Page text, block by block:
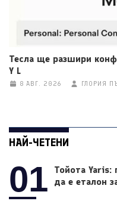
Тесла ще разшири
Y L
8 АВГ. 2026 ГЛОРИЯ
НАЙ-ЧЕТЕНИ
01
Тойота
да е еталон